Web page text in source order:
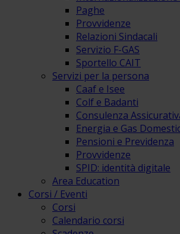
Paghe
Provvidenze
Relazioni Sindacali
Servizio F-GAS
Sportello CAIT
Servizi per la persona
Caaf e Isee
Colf e Badanti
Consulenza
Energia e Gas
Pensioni e Previdenza
Provvidenze
SPID: identità digitale
Area Education
Corsi / Eventi
Corsi
Calendario corsi